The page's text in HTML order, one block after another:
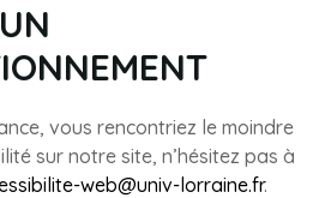
vous rencontriez le moindre
sur notre site, n’hésitez pas à
web@univ-lorraine.fr.